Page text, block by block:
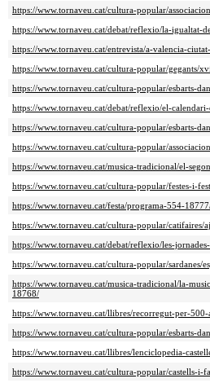
https://www.tornaveu.cat/cultura-popular/
https://www.tornaveu.cat/debat/reflexio/la-igualtat-
https://www.tornaveu.cat/entrevista/a-valencia-
https://www.tornaveu.cat/cultura-popular/gegants/
https://www.tornaveu.cat/cultura-popular/esbarts-
https://www.tornaveu.cat/debat/reflexio/el-
https://www.tornaveu.cat/cultura-popular/esbarts-
https://www.tornaveu.cat/cultura-popular/
https://www.tornaveu.cat/musica-tradicional/el-
https://www.tornaveu.cat/cultura-popular/festes-i-
https://www.tornaveu.cat/festa/programa-554-
https://www.tornaveu.cat/cultura-popular/
https://www.tornaveu.cat/debat/reflexio/les-
https://www.tornaveu.cat/cultura-popular/sardanes/
https://www.tornaveu.cat/musica-tradicional/la-
18768/
https://www.tornaveu.cat/llibres/recorregut-per-
https://www.tornaveu.cat/cultura-popular/esbarts-
https://www.tornaveu.cat/llibres/lenciclopedia-
https://www.tornaveu.cat/cultura-popular/castells-i-